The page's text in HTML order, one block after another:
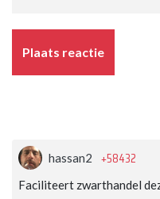
Plaats reactie
hassan2 +58432
Faciliteert zwarthandel